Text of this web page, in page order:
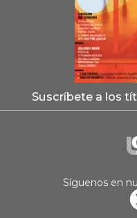
Suscríbete a los
Síguenos en